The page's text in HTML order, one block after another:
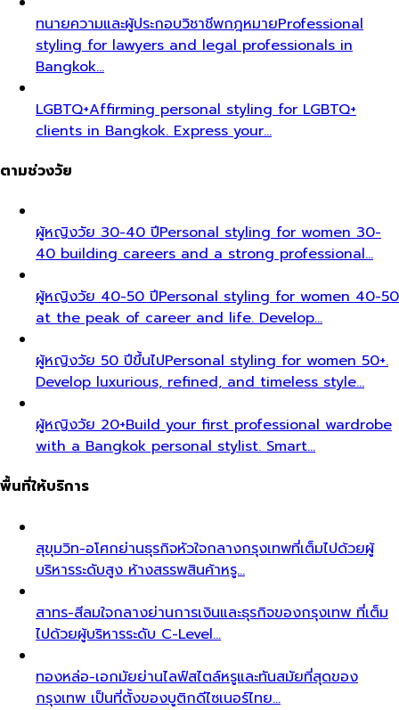
ทนายความและผู้ประกอบวิชาชีพกฎหมายProfessional
styling for lawyers and legal professionals in
Bangkok…
LGBTQ+Affirming personal styling for LGBTQ+
clients in Bangkok. Express your…
ตามช่วงวัย
ผู้หญิงวัย 30-40 ปีPersonal styling for women 30-
40 building careers and a strong professional…
ผู้หญิงวัย 40-50 ปีPersonal styling for women 40-50
at the peak of career and life. Develop…
ผู้หญิงวัย 50 ปีขึ้นไปPersonal styling for women 50+.
Develop luxurious, refined, and timeless style…
ผู้หญิงวัย 20+Build your first professional wardrobe
with a Bangkok personal stylist. Smart…
พื้นที่ให้บริการ
สุขุมวิท-อโศกย่านธุรกิจหัวใจกลางกรุงเทพที่เต็มไปด้วยผู้
บริหารระดับสูง ห้างสรรพสินค้าหรู…
สาทร-สีลมใจกลางย่านการเงินและธุรกิจของกรุงเทพ ที่เต็ม
ไปด้วยผู้บริหารระดับ C-Level…
ทองหล่อ-เอกมัยย่านไลฟ์สไตล์หรูและทันสมัยที่สุดของ
กรุงเทพ เป็นที่ตั้งของบูติกดีไซเนอร์ไทย…